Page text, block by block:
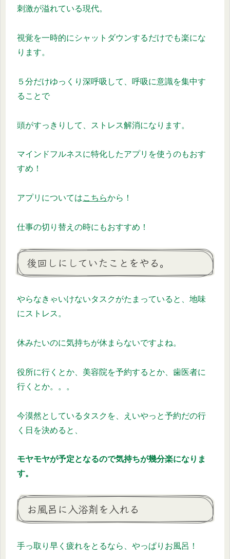
刺激が溢れている現代。
視覚を一時的にシャットダウンするだけでも楽にな
ります。
５分だけゆっくり深呼吸して、呼吸に意識を集中す
ることで
頭がすっきりして、ストレス解消になります。
マインドフルネスに特化したアプリを使うのもおす
すめ！
アプリについてはこちらから！
仕事の切り替えの時にもおすすめ！
後回しにしていたことをやる。
やらなきゃいけないタスクがたまっていると、地味
にストレス。
休みたいのに気持ちが休まらないですよね。
役所に行くとか、美容院を予約するとか、歯医者に
行くとか。。。
今漠然としているタスクを、えいやっと予約だの行
く日を決めると、
モヤモヤが予定となるので気持ちが幾分楽になりま
す。
お風呂に入浴剤を入れる
手っ取り早く疲れをとるなら、やっぱりお風呂！